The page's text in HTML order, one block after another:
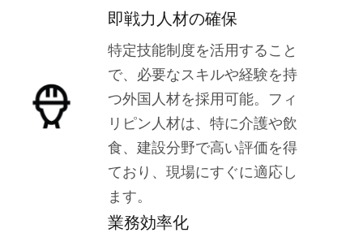
即戦力人材の確保
特定技能制度を活用すること
で、必要なスキルや経験を持
つ外国人材を採用可能。フィ
リピン人材は、特に介護や飲
食、建設分野で高い評価を得
ており、現場にすぐに適応し
ます。
業務効率化